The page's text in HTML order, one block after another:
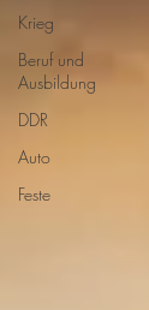
Krieg
Beruf und
Ausbildung
DDR
Auto
Feste